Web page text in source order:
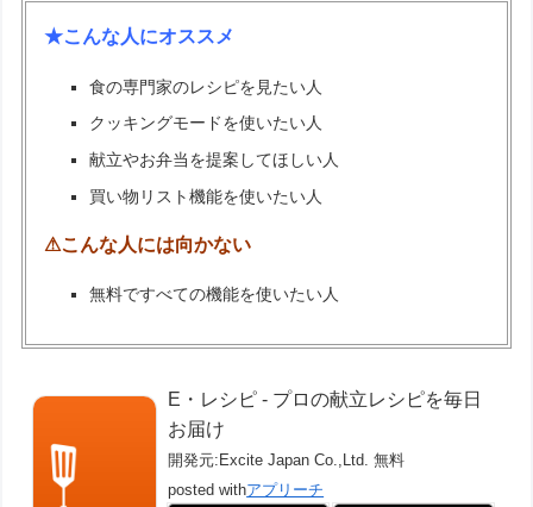
★こんな人にオススメ
食の専門家のレシピを見たい人
クッキングモードを使いたい人
献立やお弁当を提案してほしい人
買い物リスト機能を使いたい人
⚠こんな人には向かない
無料ですべての機能を使いたい人
E・レシピ ‐ プロの献立レシピを毎日
お届け
開発元: Excite Japan Co.,Ltd.
無料
posted withアプリーチ